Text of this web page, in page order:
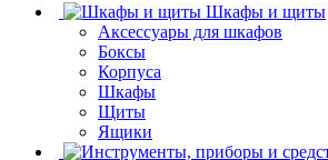
Шкафы и щиты
Аксессуары для шкафов
Боксы
Корпуса
Шкафы
Щиты
Ящики